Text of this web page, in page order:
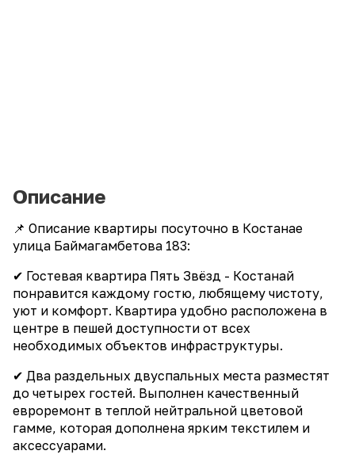
Описание
📌 Описание квартиры посуточно в Костанае
улица Баймагамбетова 183:
✔ Гостевая квартира Пять Звёзд - Костанай
понравится каждому гостю, любящему чистоту,
уют и комфорт. Квартира удобно расположена в
центре в пешей доступности от всех
необходимых объектов инфраструктуры.
✔ Два раздельных двуспальных места разместят
до четырех гостей. Выполнен качественный
евроремонт в теплой нейтральной цветовой
гамме, которая дополнена ярким текстилем и
аксессуарами.